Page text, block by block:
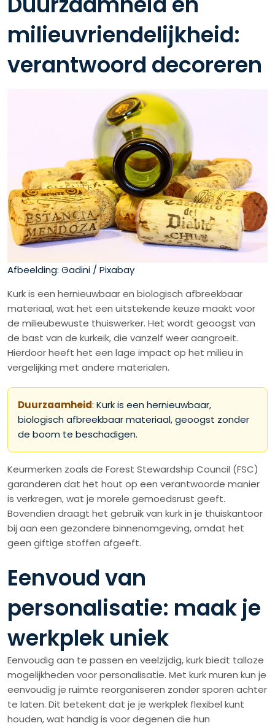
milieuvriendelijkheid:
verantwoord decoreren
Afbeelding: Gadini / Pixabay
Kurk is een hernieuwbaar en biologisch afbreekbaar
materiaal, wat het een uitstekende keuze maakt voor
de milieubewuste thuiswerker. Het wordt geoogst van
de bast van de kurkeik, die vanzelf weer aangroeit.
Hierdoor heeft het een lage impact op het milieu in
vergelijking met andere materialen.
Duurzaamheid: Kurk is een hernieuwbaar,
biologisch afbreekbaar materiaal, geoogst zonder
de boom te beschadigen.
Keurmerken zoals de Forest Stewardship Council (FSC)
garanderen dat het hout op een verantwoorde manier
is verkregen, wat je morele gemoedsrust geeft.
Bovendien draagt het gebruik van kurk in je thuiskantoor
bij aan een gezondere binnenomgeving, omdat het
geen giftige stoffen afgeeft.
Eenvoud van
personalisatie: maak je
werkplek uniek
Eenvoudig aan te passen en veelzijdig, kurk biedt talloze
mogelijkheden voor personalisatie. Met kurk muren kun je
eenvoudig je ruimte reorganiseren zonder sporen achter
te laten. Dit betekent dat je je werkplek flexibel kunt
houden, wat handig is voor degenen die hun